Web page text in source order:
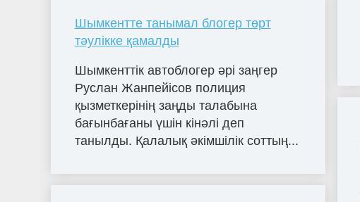
Шымкентте танымал блогер төрт
тәулікке қамалды
Шымкенттік автоблогер әрі заңгер
Руслан Жанпейісов полиция
қызметкерінің заңды талабына
бағынбағаны үшін кінәлі деп
танылды. Қалалық әкімшілік соттың...